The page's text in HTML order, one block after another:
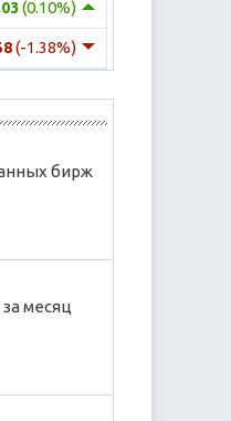
(0.10%)
(-1.38%)
бирж
месяц